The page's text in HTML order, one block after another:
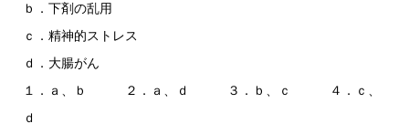
ｂ．下剤の乱用
ｃ．精神的ストレス
ｄ．大腸がん
１．ａ、ｂ ２．ａ、ｄ ３．ｂ、ｃ ４．ｃ、
ｄ